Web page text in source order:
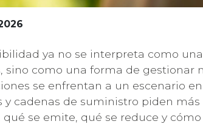
ya no se interpreta como
sino como una forma de gestionar
se enfrentan a un escenario
y cadenas de suministro piden más
qué se emite, qué se reduce y cómo